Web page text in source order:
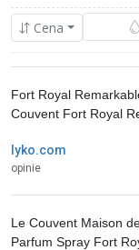
Cena
lyko.com
opinie
Fort Royal
Couvent Fort Royal
Le Couvent Maison
Parfum Spray Fort